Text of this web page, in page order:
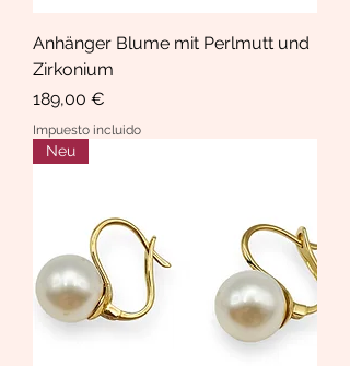
Anhänger Blume mit Perlmutt und
Zirkonium
Precio
189,00 €
Impuesto incluido
Neu